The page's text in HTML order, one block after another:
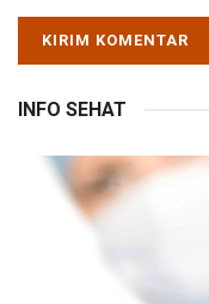
INFO SEHAT